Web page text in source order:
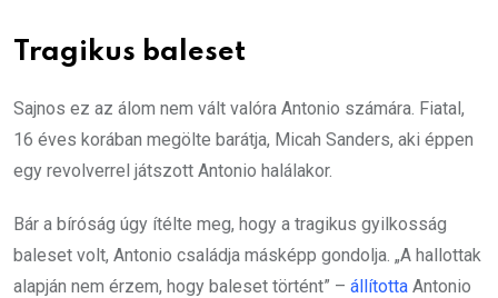
Tragikus baleset
Sajnos ez az álom nem vált valóra Antonio számára. Fiatal,
16 éves korában megölte barátja, Micah Sanders, aki éppen
egy revolverrel játszott Antonio halálakor.
Bár a bíróság úgy ítélte meg, hogy a tragikus gyilkosság
baleset volt, Antonio családja másképp gondolja. „A hallottak
alapján nem érzem, hogy baleset történt” – állította Antonio